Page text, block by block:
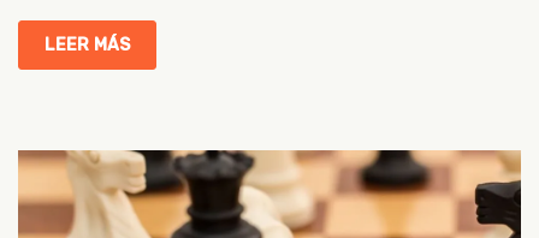
LEER MÁS